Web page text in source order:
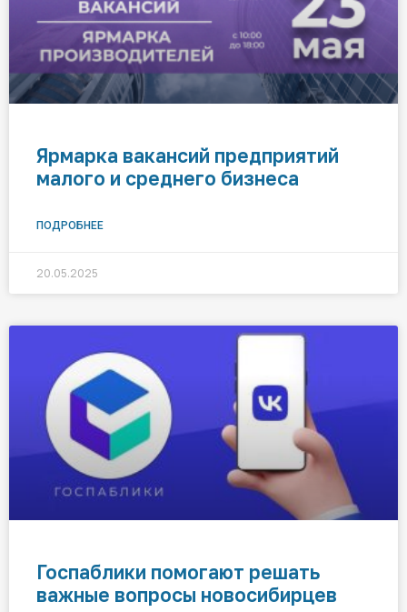
Ярмарка вакансий предприятий
малого и среднего бизнеса
ПОДРОБНЕЕ
20.05.2025
Госпаблики помогают решать
важные вопросы новосибирцев